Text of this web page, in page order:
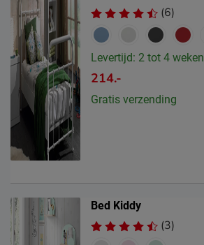
(6)
Levertijd: 2 tot 4 weken
214.-
Gratis verzending
Bed Kiddy
(3)